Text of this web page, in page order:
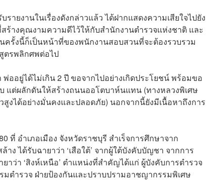
ายงานในเรื่องดังกล่าวแล้ว ได้ฝากแสดงความเสียใจไปยัง
งคุณงามความดีไว้ให้กับสำนักงานตำรวจเเห่งชาติ และ
ครั้งนี้ก็เป็นหน้าที่ของพนักงานสอบสวนที่จะต้องรวบรวม
ตรพลิกศพต่อไป
อยู่ได้ไม่เกิน 2 ปี ขอจากไปอย่างเกิดประโยชน์ พร้อมขอ
แต่ผลักดันให้สร้างถนนออโตบาห์นแทน (ทางหลวงพิเศษ
งได้อย่างมั่นคงและปลอดภัย) นอกจากนี้ยังมีเนื้อหาถึงการ
ที่ อำเภอเมือง จังหวัดราชบุรี สำเร็จการศึกษาจาก
ง ได้รับฉายาว่า ‘เสือใต้’ จากผู้ใต้บังคับบัญชา จากการ
าว่า ‘สิงห์เหนือ’ ตำแหน่งที่สำคัญได้แก่ ผู้บังคับการตำรวจ
ตำรวจ ฝ่ายป้องกันและปราบปรามอาชญากรรมพิเศษ